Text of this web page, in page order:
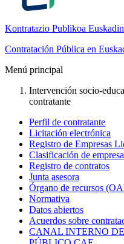
Kontratazio Publikoa Euskadin
Contratación Pública en
Menú principal
Intervención socio-
contratante
Perfil de contratante
Licitación electrónica
Registro de Empresas
Clasificación de
Registro de contratos
Junta asesora
Órgano de recursos
Normativa
Datos abiertos
Acuerdos sobre
CANAL INTERNO